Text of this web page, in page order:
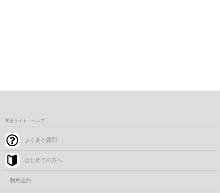
関連サイト・ヘルプ
よくある質問
はじめての方へ
利用規約